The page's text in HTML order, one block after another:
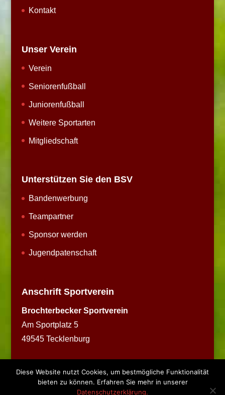
Kontakt
Unser Verein
Verein
Seniorenfußball
Juniorenfußball
Weitere Sportarten
Mitgliedschaft
Unterstützen Sie den BSV
Bandenwerbung
Teampartner
Sponsor werden
Jugendpatenschaft
Anschrift Sportverein
Brochterbecker Sportverein
Am Sportplatz 5
49545 Tecklenburg
Diese Website nutzt Cookies, um bestmögliche Funktionalität
bieten zu können. Erfahren Sie mehr in unserer
Datenschutzerklärung.